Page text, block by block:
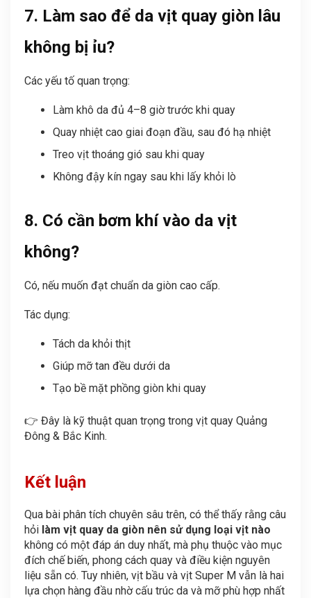
7. Làm sao để da vịt quay giòn lâu
không bị ỉu?
Các yếu tố quan trọng:
Làm khô da đủ 4–8 giờ trước khi quay
Quay nhiệt cao giai đoạn đầu, sau đó hạ nhiệt
Treo vịt thoáng gió sau khi quay
Không đậy kín ngay sau khi lấy khỏi lò
8. Có cần bơm khí vào da vịt
không?
Có, nếu muốn đạt chuẩn da giòn cao cấp.
Tác dụng:
Tách da khỏi thịt
Giúp mỡ tan đều dưới da
Tạo bề mặt phồng giòn khi quay
👉 Đây là kỹ thuật quan trọng trong vịt quay Quảng
Đông & Bắc Kinh.
Kết luận
Qua bài phân tích chuyên sâu trên, có thể thấy rằng câu
hỏi làm vịt quay da giòn nên sử dụng loại vịt nào
không có một đáp án duy nhất, mà phụ thuộc vào mục
đích chế biến, phong cách quay và điều kiện nguyên
liệu sẵn có. Tuy nhiên, vịt bầu và vịt Super M vẫn là hai
lựa chọn hàng đầu nhờ cấu trúc da và mỡ phù hợp nhất